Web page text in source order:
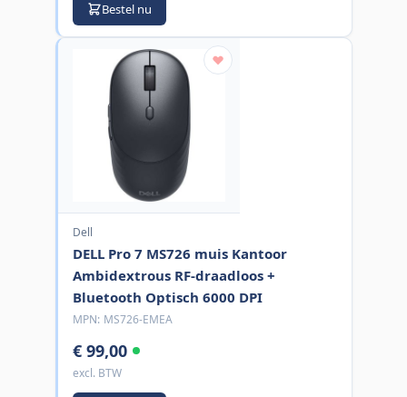
Bestel nu
Dell
DELL Pro 7 MS726 muis Kantoor
Ambidextrous RF-draadloos +
Bluetooth Optisch 6000 DPI
MPN: MS726-EMEA
€ 99,00
excl. BTW